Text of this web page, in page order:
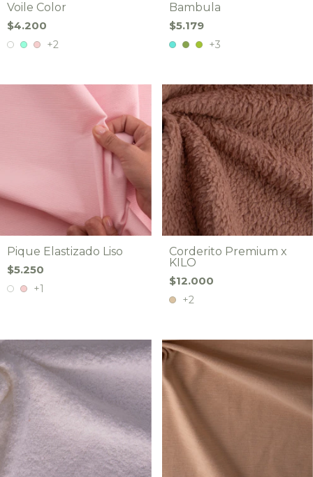
Voile Color
$4.200
+2
Bambula
$5.179
+3
Pique Elastizado Liso
$5.250
+1
Corderito Premium x
KILO
$12.000
+2